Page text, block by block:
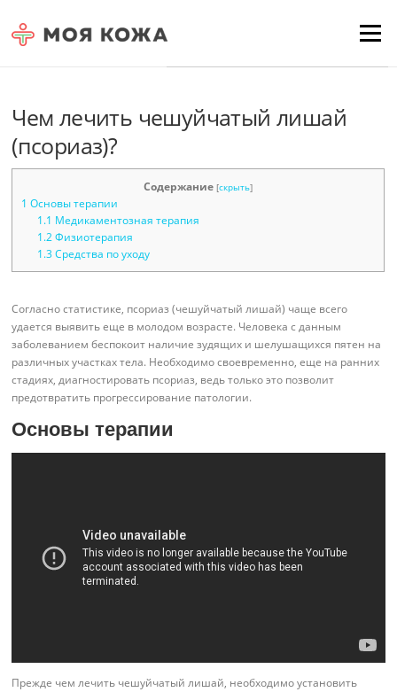
Menu
Чем лечить чешуйчатый лишай
(псориаз)?
Содержание [скрыть]
1 Основы терапии
1.1 Медикаментозная терапия
1.2Физиотерапия
1.3Средства по уходу
Согласно статистике, псориаз (чешуйчатый лишай) чаще всего
удается выявить еще в молодом возрасте. Человека с данным
заболеванием беспокоит наличие зудящих и шелушащихся пятен на
различных участках тела. Необходимо своевременно, еще на ранних
стадиях, диагностировать псориаз, ведь только это позволит
предотвратить прогрессирование патологии.
Основы терапии
Прежде чем лечить чешуйчатый лишай, необходимо установить
Для любых предложений по